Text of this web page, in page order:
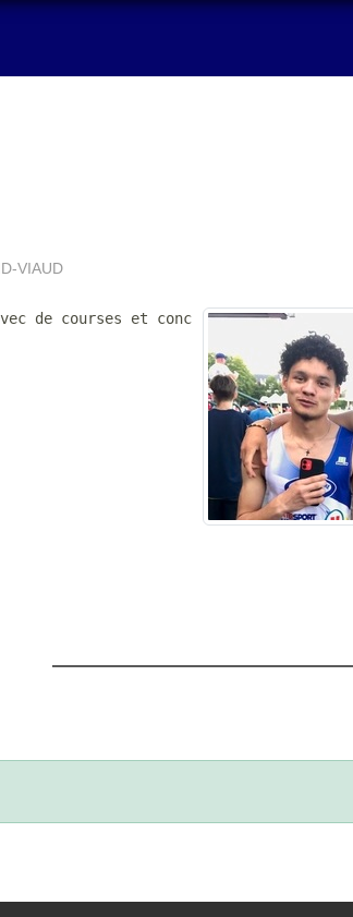
VIAUD
de courses et concours de